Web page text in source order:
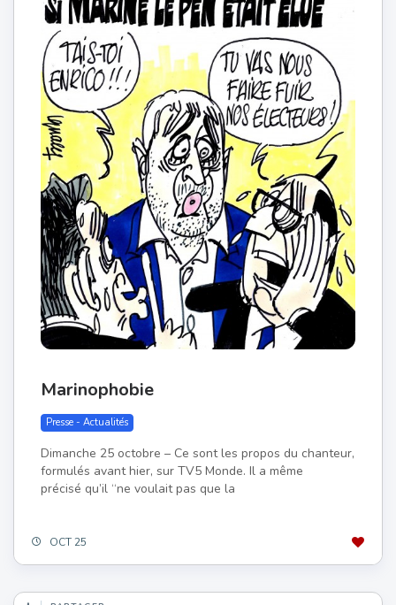
Marinophobie
Presse - Actualités
Dimanche 25 octobre – Ce sont les propos du chanteur,
formulés avant hier, sur TV5 Monde. Il a même
précisé qu’il “ne voulait pas que la
OCT 25